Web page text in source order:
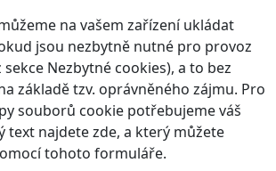
na vašem zařízení ukládat
jsou nezbytně nutné pro provoz
Nezbytné cookies), a to bez
základě tzv. oprávněného zájmu. Pro
souborů cookie potřebujeme váš
text najdetezde, a který můžete
tohoto formuláře.